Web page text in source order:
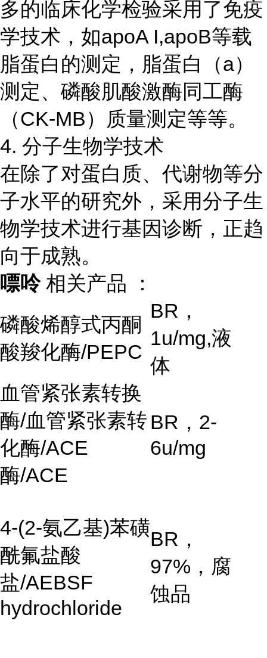
多的临床化学检验采用了免疫
学技术，如apoA I,apoB等载
脂蛋白的测定，脂蛋白（a）
测定、磷酸肌酸激酶同工酶
（CK-MB）质量测定等等。
4. 分子生物学技术
在除了对蛋白质、代谢物等分
子水平的研究外，采用分子生
物学技术进行基因诊断，正趋
向于成熟。
嘌呤 相关产品 ：
磷酸烯醇式丙酮
酸羧化酶/PEPC
BR ，
1u/mg,液
体
血管紧张素转换
酶/血管紧张素转
化酶/ACE
酶/ACE
BR ， 2-
6u/mg
4-(2-氨乙基)苯磺
酰氟盐酸
盐/AEBSF
hydrochloride
BR ，
97% ，腐
蚀品